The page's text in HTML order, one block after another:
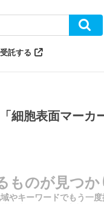
託する
細胞表面マーカ
ものが見つ
やキーワードでもう一度